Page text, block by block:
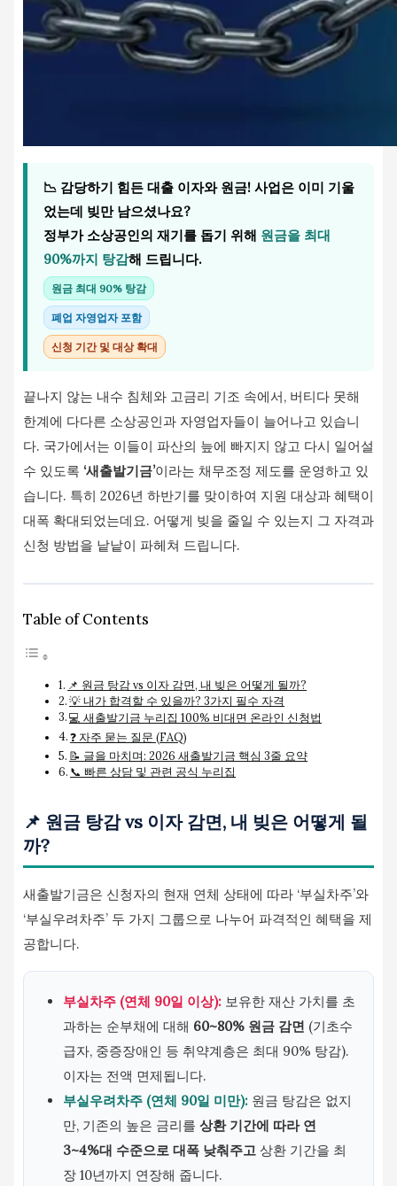
📉 감당하기 힘든 대출 이자와 원금! 사업은 이미 기울
었는데 빚만 남으셨나요?
정부가 소상공인의 재기를 돕기 위해 원금을 최대
90%까지 탕감해 드립니다.
원금 최대 90% 탕감
폐업 자영업자 포함
신청 기간 및 대상 확대
끝나지 않는 내수 침체와 고금리 기조 속에서, 버티다 못해
한계에 다다른 소상공인과 자영업자들이 늘어나고 있습니
다. 국가에서는 이들이 파산의 늪에 빠지지 않고 다시 일어설
수 있도록 ‘새출발기금’이라는 채무조정 제도를 운영하고 있
습니다. 특히 2026년 하반기를 맞이하여 지원 대상과 혜택이
대폭 확대되었는데요. 어떻게 빚을 줄일 수 있는지 그 자격과
신청 방법을 낱낱이 파헤쳐 드립니다.
Table of Contents
📌 원금 탕감 vs 이자 감면, 내 빚은 어떻게 될까?
💡 내가 합격할 수 있을까? 3가지 필수 자격
💻 새출발기금 누리집 100% 비대면 온라인 신청법
❓ 자주 묻는 질문 (FAQ)
📝 글을 마치며: 2026 새출발기금 핵심 3줄 요약
📞 빠른 상담 및 관련 공식 누리집
📌 원금 탕감 vs 이자 감면, 내 빚은 어떻게 될
까?
새출발기금은 신청자의 현재 연체 상태에 따라 ‘부실차주’와
‘부실우려차주’ 두 가지 그룹으로 나누어 파격적인 혜택을 제
공합니다.
부실차주 (연체 90일 이상):보유한 재산 가치를 초
과하는 순부채에 대해 60~80% 원금 감면 (기초수
급자, 중증장애인 등 취약계층은 최대 90% 탕감).
이자는 전액 면제됩니다.
부실우려차주 (연체 90일 미만):원금 탕감은 없지
만, 기존의 높은 금리를 상환 기간에 따라 연
3~4%대 수준으로 대폭 낮춰주고상환 기간을 최
장 10년까지 연장해 줍니다.